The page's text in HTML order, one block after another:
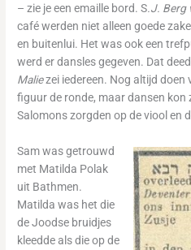
– zie je een emaille bord. S.J. Berg
café werden niet alleen goede
en buitenlui. Het was ook een
werd er dansles gegeven. Dat
Maliezei iedereen. Nog altijd doen
figuur de ronde, maar dansen kon
Salomons zorgden op de viool en
Sam was getrouwd
met Matilda Polak
uit Bathmen.
Matilda was het die
de Joodse bruidjes
kleedde als die op de